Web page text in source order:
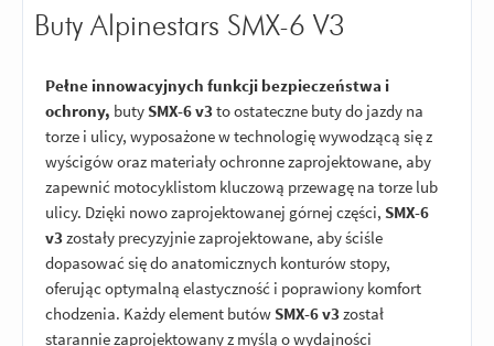
Buty Alpinestars SMX-6 V3
Pełne innowacyjnych funkcji bezpieczeństwa i
ochrony, butySMX-6 v3to ostateczne buty do jazdy na
torze i ulicy, wyposażone w technologię wywodzącą się z
wyścigów oraz materiały ochronne zaprojektowane, aby
zapewnić motocyklistom kluczową przewagę na torze lub
ulicy. Dzięki nowo zaprojektowanej górnej części, SMX-6
v3zostały precyzyjnie zaprojektowane, aby ściśle
dopasować się do anatomicznych konturów stopy,
oferując optymalną elastyczność i poprawiony komfort
chodzenia. Każdy element butówSMX-6 v3został
starannie zaprojektowany z myślą o wydajności